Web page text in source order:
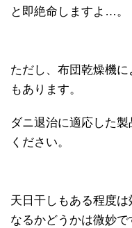
と即絶命しますよ…。
ただし、布団乾燥機
もあります。
ダニ退治に適応した
ください。
天日干しもある程度
なるかどうかは微妙で